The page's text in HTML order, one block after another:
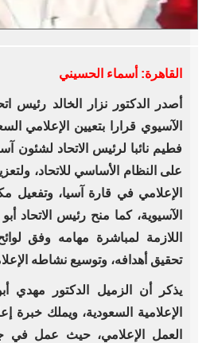
القاهرة: أسماء الحسيني
أصدر الدكتور نزار الخالد رئيس
الآسيوي قرارا بتعيين الإعلامي
فطيم نائبا لرئيس الاتحاد لشئون
على النظام الأساسي للاتحاد،
الإعلامي في قارة آسيا، وتفعيل
الآسيوية، كما منح رئيس الاتحاد
اللازمة لمباشرة مهامه وفق
تحقيق أهدافه، وتوسيع نشاطه
يذكر أن الزميل الدكتور مهدي
العمل الإعلامي، حيث عمل في